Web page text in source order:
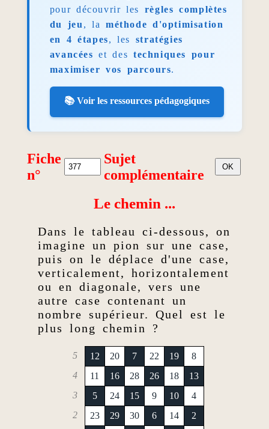
pour découvrir les règles complètes
du jeu , laméthode d'optimisation
en 4 étapes, les stratégies
avancées et destechniques pour
maximiser vos parcours.
📚 Voir les ressources pédagogiques
Fiche
n°
Sujet
complémentaire
Le chemin ...
Dans le tableau ci-dessous, on
imagine un pion sur une case,
puis on le déplace d'une case,
verticalement, horizontalement
ou en diagonale, vers une
autre case contenant un
nombre supérieur. Quel est le
plus long chemin ?
5 12 20 7 22 19
8
4
11 16 28 26 18
13
3
5 24 15 9 10
4
2
23 29 30 6 14
2